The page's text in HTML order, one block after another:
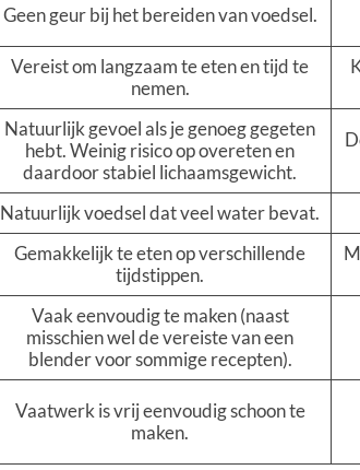
Geen geur bij het bereiden van voedsel.
Vereist om langzaam te eten en tijd te
nemen.
Natuurlijk gevoel als je genoeg gegeten
hebt. Weinig risico op overeten en
daardoor stabiel lichaamsgewicht.
Natuurlijk voedsel dat veel water bevat.
Gemakkelijk te eten op verschillende
tijdstippen.
Vaak eenvoudig te maken (naast
misschien wel de vereiste van een
blender voor sommige recepten).
Vaatwerk is vrij eenvoudig schoon te
maken.